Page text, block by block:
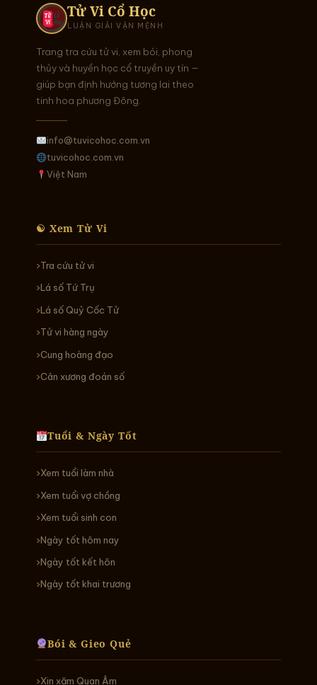
Tử Vi Cổ Học
LUẬN GIẢI VẬN MỆNH
Trang tra cứu tử vi, xem bói, phong
thủy và huyền học cổ truyền uy tín —
giúp bạn định hướng tương lai theo
tinh hoa phương Đông.
info@tuvicohoc.com.vn
tuvicohoc.com.vn
Việt Nam
☯ Xem Tử Vi
Tra cứu tử vi
Lá số Tứ Trụ
Lá số Quỷ Cốc Tử
Tử vi hàng ngày
Cung hoàng đạo
Cân xương đoán số
Tuổi & Ngày Tốt
Xem tuổi làm nhà
Xem tuổi vợ chồng
Xem tuổi sinh con
Ngày tốt hôm nay
Ngày tốt kết hôn
Ngày tốt khai trương
Bói & Gieo Quẻ
Xin xăm Quan Âm